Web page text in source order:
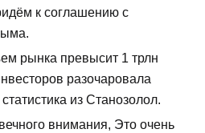
к соглашению с
рынка превысит 1 трлн
разочаровала
из Станозолол.
внимания, Это очень